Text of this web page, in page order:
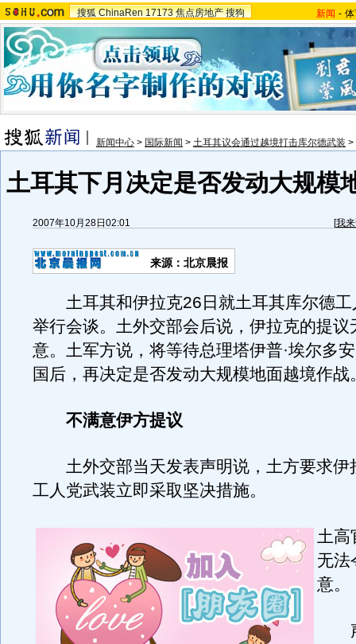
搜狐 ChinaRen 17173 焦点房地产 搜狗 新闻 -
新闻中心 > 国际新闻 > 土耳其议会通过越境打击库尔德武装 >
土耳其下月决定是否发动大规模
2007年10月28日02:01 [我
来源：北京晨报
土耳其和伊拉克26日就土耳其库尔德工
举行会谈。土外交部会后说，伊拉克的提议
意。土军方说，将等待总理塔伊普·埃尔多
国后，再决定是否发动大规模地面越境作战
不满意伊方提议
土外交部当天发表声明说，土方要求伊
工人党武装立即采取坚决措施。
土高
无法
意。
声